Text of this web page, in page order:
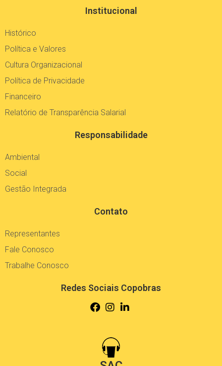
Institucional
Histórico
Política e Valores
Cultura Organizacional
Política de Privacidade
Financeiro
Relatório de Transparência Salarial
Responsabilidade
Ambiental
Social
Gestão Integrada
Contato
Representantes
Fale Conosco
Trabalhe Conosco
Redes Sociais Copobras